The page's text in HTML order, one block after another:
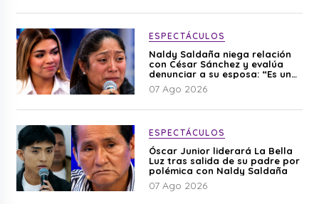
ESPECTÁCULOS
Naldy Saldaña niega relación
con César Sánchez y evalúa
denunciar a su esposa: “Es una
difamación”
07 Ago 2026
ESPECTÁCULOS
Óscar Junior liderará La Bella
Luz tras salida de su padre por
polémica con Naldy Saldaña
07 Ago 2026